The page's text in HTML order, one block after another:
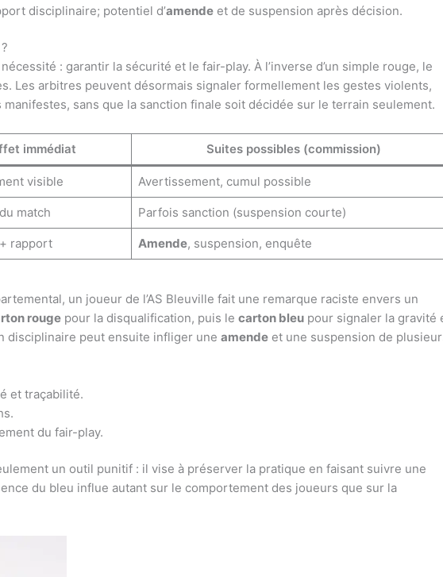
disciplinaire; potentiel d’amende et de suspension après décision.
: garantir la sécurité et le fair-play. À l’inverse d’un simple rouge, le
Les arbitres peuvent désormais signaler formellement les gestes violents,
sans que la sanction finale soit décidée sur le terrain seulement.
immédiat Suites possibles (commission)
visible Avertissement, cumul possible
match Parfois sanction (suspension courte)
rapport Amende, suspension, enquête
un joueur de l’AS Bleuville fait une remarque raciste envers un
rouge pour la disqualification, puis le carton bleu pour signaler la gravité
disciplinaire peut ensuite infliger une amende et une suspension de
et traçabilité.
du fair-play.
un outil punitif : il vise à préserver la pratique en faisant suivre une
du bleu influe autant sur le comportement des joueurs que sur la